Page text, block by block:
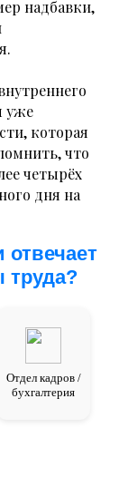
надбавки,
уже
которая
что
четырёх
дня на
отвечает
труда?
Отдел кадров /
бухгалтерия